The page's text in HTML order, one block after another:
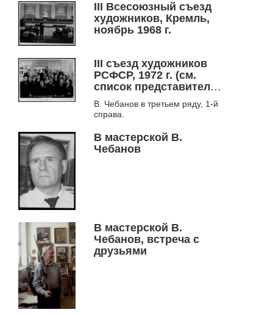
III Всесоюзный съезд
художников, Кремль,
ноябрь 1968 г.
III съезд художников
РСФСР, 1972 г. (см.
список представителей
из Сибири на обратной
стороне)
В. Чебанов в третьем ряду, 1-й
справа.
В мастерской В.
Чебанов
В мастерской В.
Чебанов, встреча с
друзьями